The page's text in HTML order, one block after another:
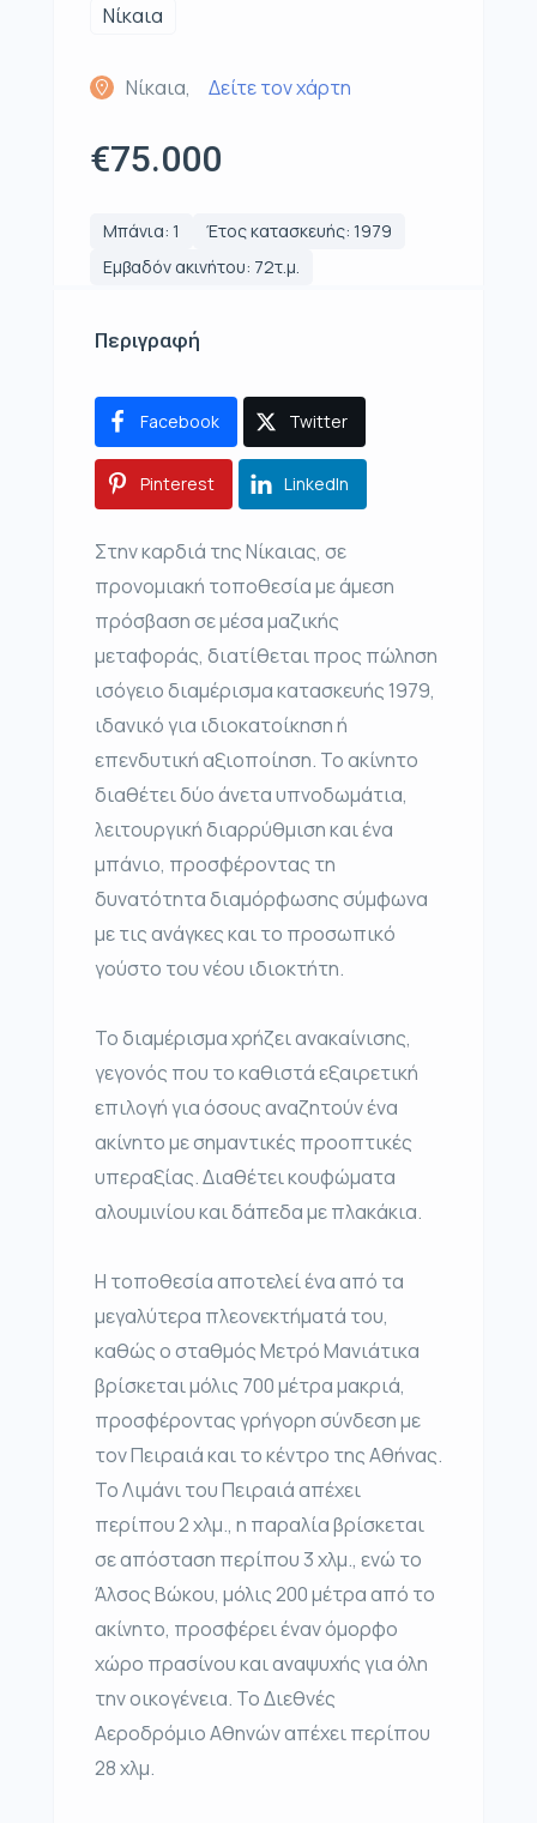
Νίκαια
Νίκαια, Δείτε τον χάρτη
€75.000
Μπάνια: 1
Έτος κατασκευής: 1979
Εμβαδόν ακινήτου: 72τ.μ.
Περιγραφή
Facebook Twitter
Pinterest LinkedIn
Στην καρδιά της Νίκαιας, σε
προνομιακή τοποθεσία με άμεση
πρόσβαση σε μέσα μαζικής
μεταφοράς, διατίθεται προς πώληση
ισόγειο διαμέρισμα κατασκευής 1979,
ιδανικό για ιδιοκατοίκηση ή
επενδυτική αξιοποίηση. Το ακίνητο
διαθέτει δύο άνετα υπνοδωμάτια,
λειτουργική διαρρύθμιση και ένα
μπάνιο, προσφέροντας τη
δυνατότητα διαμόρφωσης σύμφωνα
με τις ανάγκες και το προσωπικό
γούστο του νέου ιδιοκτήτη.
Το διαμέρισμα χρήζει ανακαίνισης,
γεγονός που το καθιστά εξαιρετική
επιλογή για όσους αναζητούν ένα
ακίνητο με σημαντικές προοπτικές
υπεραξίας. Διαθέτει κουφώματα
αλουμινίου και δάπεδα με πλακάκια.
Η τοποθεσία αποτελεί ένα από τα
μεγαλύτερα πλεονεκτήματά του,
καθώς ο σταθμός Μετρό Μανιάτικα
βρίσκεται μόλις 700 μέτρα μακριά,
προσφέροντας γρήγορη σύνδεση με
τον Πειραιά και το κέντρο της Αθήνας.
Το Λιμάνι του Πειραιά απέχει
περίπου 2 χλμ., η παραλία βρίσκεται
σε απόσταση περίπου 3 χλμ., ενώ το
Άλσος Βώκου, μόλις 200 μέτρα από το
ακίνητο, προσφέρει έναν όμορφο
χώρο πρασίνου και αναψυχής για όλη
την οικογένεια. Το Διεθνές
Αεροδρόμιο Αθηνών απέχει περίπου
28 χλμ.